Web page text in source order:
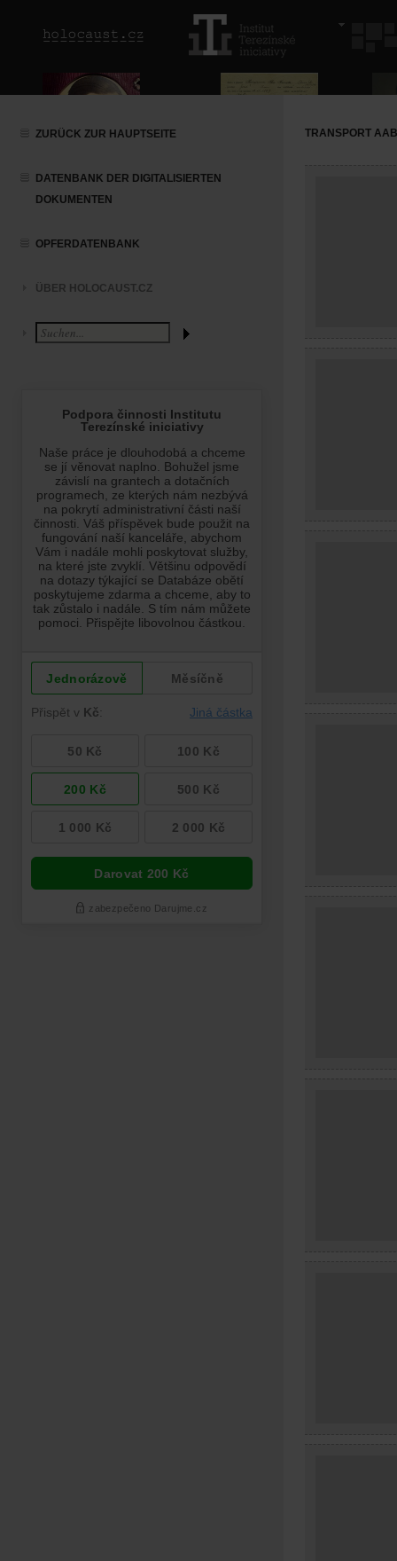
ZURÜCK ZUR HAUPTSEITE
DATENBANK DER DIGITALISIERTEN
DOKUMENTEN
OPFERDATENBANK
ÜBER HOLOCAUST.CZ
TRANSPORT